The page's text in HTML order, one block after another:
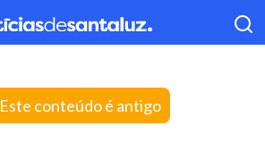
404
Este conteúdo é antigo